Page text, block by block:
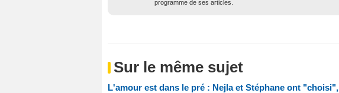
programme de ses articles.
Sur le même sujet
L'amour est dans le pré : Nejla et Stéphane ont